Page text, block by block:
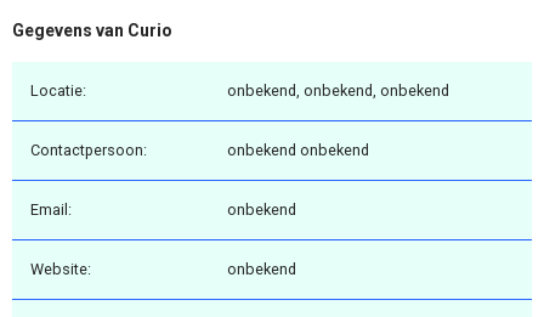
Gegevens van Curio
Locatie: onbekend, onbekend, onbekend
Contactpersoon: onbekend onbekend
Email: onbekend
Website: onbekend